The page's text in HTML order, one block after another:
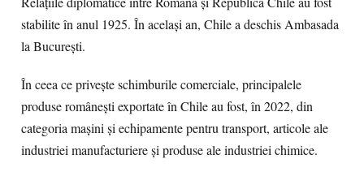
stabilite în anul 1925. În același an, Chile a deschis Ambasada
la București.
În ceea ce privește schimburile comerciale, principalele
produse românești exportate în Chile au fost, în 2022, din
categoria mașini și echipamente pentru transport, articole ale
industriei manufacturiere şi produse ale industriei chimice.